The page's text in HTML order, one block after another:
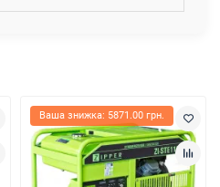
Ваша знижка: 5871.00 грн.